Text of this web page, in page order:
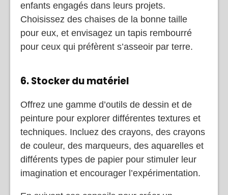
enfants engagés dans leurs projets.
Choisissez des chaises de la bonne taille
pour eux, et envisagez un tapis rembourré
pour ceux qui préfèrent s’asseoir par terre.
6. Stocker du matériel
Offrez une gamme d’outils de dessin et de
peinture pour explorer différentes textures et
techniques. Incluez des crayons, des crayons
de couleur, des marqueurs, des aquarelles et
différents types de papier pour stimuler leur
imagination et encourager l’expérimentation.